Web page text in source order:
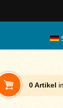
0 Artikel